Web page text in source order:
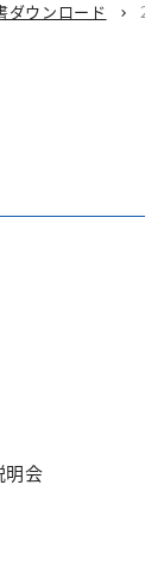
ダウンロード chevron_right
明会